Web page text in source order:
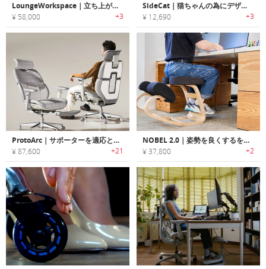
LoungeWorkspace｜立ち上がらずに作業とリラックスを切り替えられるワークチェア
¥ 58,000 +3
SideCat｜猫ちゃんの為にデザインされたオフィスチェア用アクセサリー「サイドキャット」
¥ 12,690 +3
ProtoArc｜サポーターを適応と調整できるオフィスチェア
¥ 87,600 +21
NOBEL 2.0｜姿勢を良くするをニーリングチェア
¥ 37,800 +2